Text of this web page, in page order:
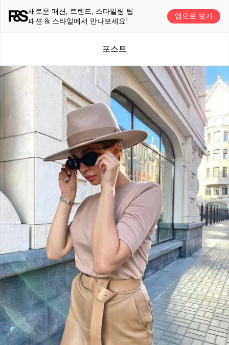
새로운 패션, 트렌드, 스타일링 팁
패션 & 스타일에서 만나보세요!
앱으로 보기
포스트